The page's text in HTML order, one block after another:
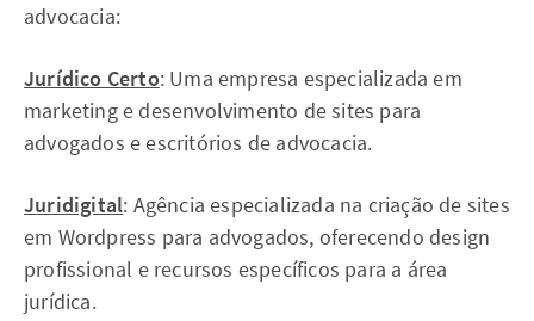
advocacia:
Jurídico Certo: Uma empresa especializada em
marketing e desenvolvimento de sites para
advogados e escritórios de advocacia.
Juridigital: Agência especializada na criação de sites
em Wordpress para advogados, oferecendo design
profissional e recursos específicos para a área
jurídica.